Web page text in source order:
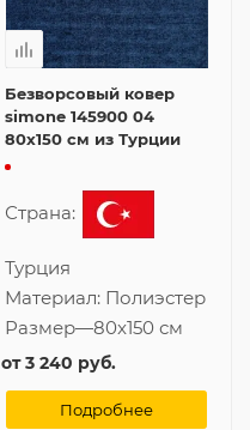
Безворсовый ковер
simone 145900 04
80x150 см из Турции
Страна:
Турция
Материал: Полиэстер
Размер—80x150 см
от3 240 руб.
Подробнее